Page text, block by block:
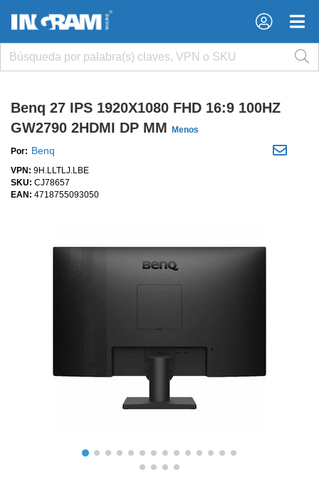
×
×
Benq 27 IPS 1920X1080 FHD 16:9 100HZ
GW2790 2HDMI DP MM
Menos
Por: Benq
VPN: 9H.LLTLJ.LBE
SKU: CJ78657
EAN: 4718755093050